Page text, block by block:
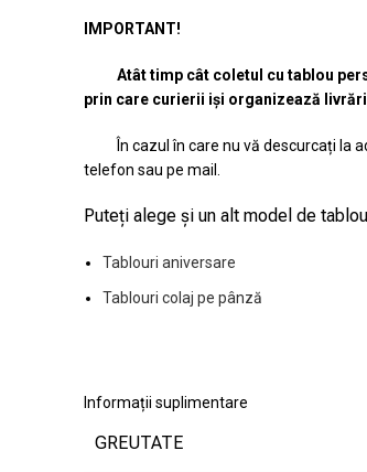
IMPORTANT!
Atât timp cât coletul cu tablou
prin care curierii iși organizează
În cazul în care nu vă descurcați la
telefon sau pe mail.
Puteți alege și un alt model de
Tablouri aniversare
Tablouri colaj pe pânză
Informații suplimentare
GREUTATE